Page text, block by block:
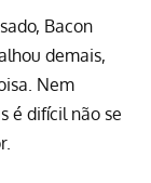
Bacon
demais,
Nem
é difícil não se